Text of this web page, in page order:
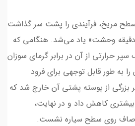
مریخ، فرآیندی را پشت سر گذاشت
وحشت» یاد می‌شد. هنگامی که
حرارتی از آن در برابر گرمای سوزان
به طور قابل توجهی برای فرود
از پوسته پشتی آن خارج شد که
کاهش داد و در نهایت،
صاف روی سطح سیاره نشست.